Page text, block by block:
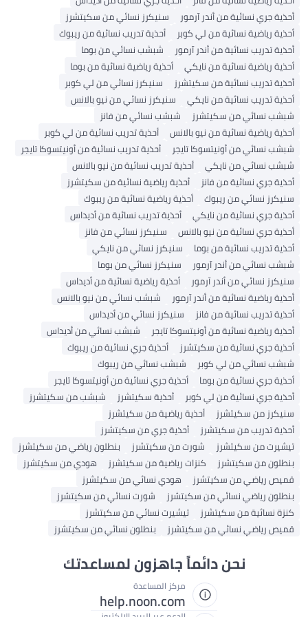
أحذية جري نسائية من أندر آرمور
سنيكرز نسائي من سكيتشرز
أحذية رياضية نسائية من لي كوبر
أحذية تدريب نسائية من ريبوك
أحذية تدريب نسائية من أندر آرمور
شبشب نسائي من بوما
أحذية رياضية نسائية من نايكي
أحذية رياضية نسائية من بوما
أحذية تدريب نسائية من سكيتشرز
سنيكرز نسائي من لي كوبر
أحذية تدريب نسائية من نايكي
سنيكرز نسائي من نيو بالانس
شبشب نسائي من سكيتشرز
شبشب نسائي من فانز
أحذية رياضية نسائية من نيو بالانس
أحذية تدريب نسائية من لي كوبر
شبشب نسائي من أونيتسوكا تايجر
أحذية تدريب نسائية من أونيتسوكا تايجر
شبشب نسائي من نايكي
أحذية تدريب نسائية من نيو بالانس
أحذية جري نسائية من فانز
أحذية رياضية نسائية من سكيتشرز
سنيكرز نسائي من ريبوك
أحذية رياضية نسائية من ريبوك
أحذية جري نسائية من نايكي
أحذية تدريب نسائية من أديداس
أحذية جري نسائية من نيو بالانس
سنيكرز نسائي من فانز
أحذية تدريب نسائية من بوما
سنيكرز نسائي من نايكي
شبشب نسائي من أندر آرمور
سنيكرز نسائي من بوما
سنيكرز نسائي من أندر آرمور
أحذية رياضية نسائية من أديداس
أحذية رياضية نسائية من أندر آرمور
شبشب نسائي من نيو بالانس
أحذية تدريب نسائية من فانز
سنيكرز نسائي من أديداس
أحذية رياضية نسائية من أونيتسوكا تايجر
شبشب نسائي من أديداس
أحذية جري نسائية من سكيتشرز
أحذية جري نسائية من ريبوك
شبشب نسائي من لي كوبر
شبشب نسائي من ريبوك
أحذية جري نسائية من بوما
أحذية جري نسائية من أونيتسوكا تايجر
أحذية جري نسائية من لي كوبر
أحذية سكيتشرز
شبشب من سكيتشرز
سنيكرز من سكيتشرز
أحذية رياضية من سكيتشرز
أحذية تدريب من سكيتشرز
أحذية جري من سكيتشرز
تيشيرت من سكيتشرز
شورت من سكيتشرز
بنطلون رياضي من سكيتشرز
بنطلون من سكيتشرز
كنزات رياضية من سكيتشرز
هودي من سكيتشرز
قميص رياضي من سكيتشرز
هودي نسائي من سكيتشرز
بنطلون رياضي نسائي من سكيتشرز
شورت نسائي من سكيتشرز
كنزة نسائية من سكيتشرز
تيشيرت نسائي من سكيتشرز
قميص رياضي نسائي من سكيتشرز
بنطلون نسائي من سكيتشرز
نحن دائماً جاهزون لمساعدتك
مركز المساعدة
help.noon.com